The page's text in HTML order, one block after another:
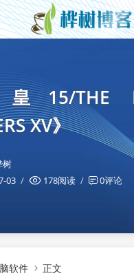
15/THE
XV》
树
03
178阅读 0评论
软件 正文